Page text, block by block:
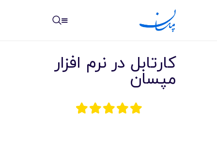
خانه
کارتابل در نرم افزار
مپسان